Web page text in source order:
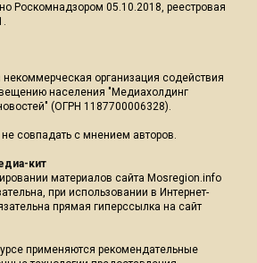
Роскомнадзором 05.10.2018, реестровая
организация содействия
населения "Медиахолдинг
(ОГРН 1187700006328).
совпадать с мнением авторов.
кит
материалов сайта Mosregion.info
при использовании в Интернет-
прямая гиперссылка на сайт
применяются рекомендательные